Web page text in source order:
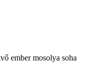
ember mosolya soha